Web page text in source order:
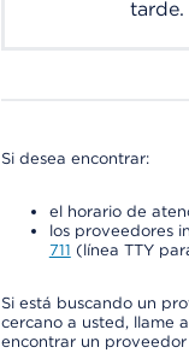
tarde.
Si desea encontrar:
el horario de
los proveedores
711 (línea TTY
Si está buscando un
cercano a usted, llame
encontrar un